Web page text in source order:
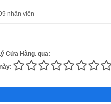
nhân viên
Cửa Hàng. qua: